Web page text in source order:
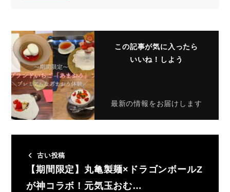
この記事が気に入ったら
いいね！しよう
最新の情報をお届けします
古い投稿
【期間限定】丸亀製麺×ドラゴンボールZ
が神コラボ！元気玉おむ…